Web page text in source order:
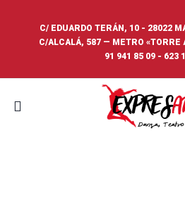
C/ EDUARDO TERÁN, 10 - 28022
C/ALCALÁ, 587 — METRO «TORRE
91 941 85 09- 623